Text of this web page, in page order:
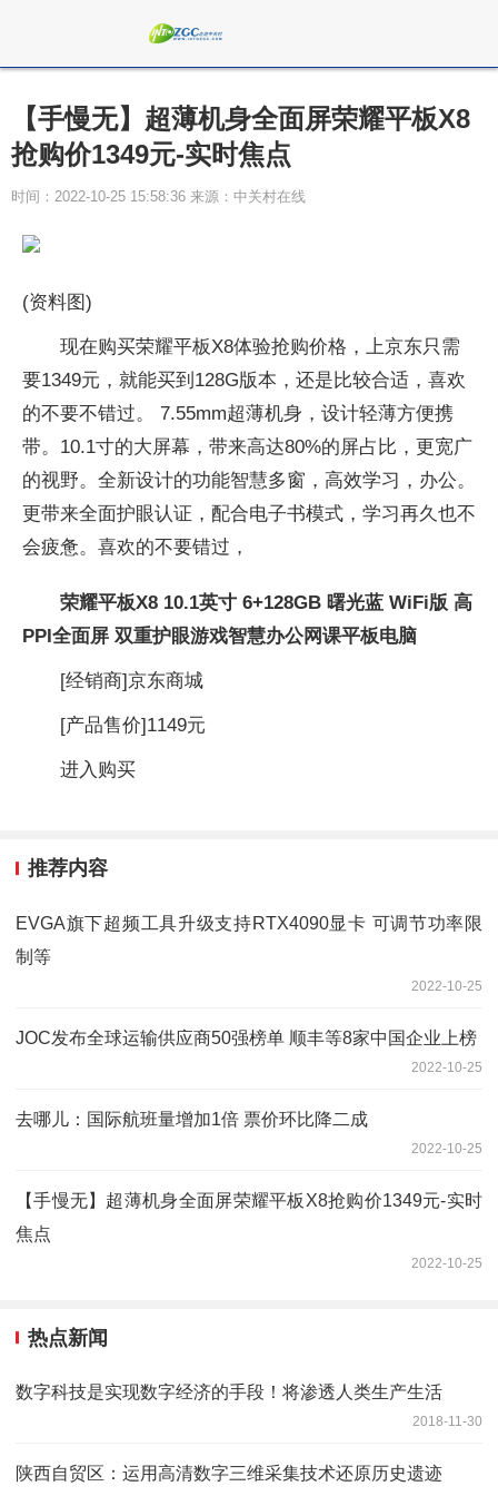
【手慢无】超薄机身全面屏荣耀平板X8
抢购价1349元-实时焦点
时间：2022-10-25 15:58:36 来源：中关村在线
(资料图)
现在购买荣耀平板X8体验抢购价格，上京东只需
要1349元，就能买到128G版本，还是比较合适，喜欢
的不要不错过。 7.55mm超薄机身，设计轻薄方便携
带。10.1寸的大屏幕，带来高达80%的屏占比，更宽广
的视野。全新设计的功能智慧多窗，高效学习，办公。
更带来全面护眼认证，配合电子书模式，学习再久也不
会疲惫。喜欢的不要错过，
荣耀平板X8 10.1英寸 6+128GB 曙光蓝 WiFi版 高
PPI全面屏 双重护眼游戏智慧办公网课平板电脑
[经销商]京东商城
[产品售价]1149元
进入购买
推荐内容
EVGA旗下超频工具升级支持RTX4090显卡 可调节功率限
制等
2022-10-25
JOC发布全球运输供应商50强榜单 顺丰等8家中国企业上榜
2022-10-25
去哪儿：国际航班量增加1倍 票价环比降二成
2022-10-25
【手慢无】超薄机身全面屏荣耀平板X8抢购价1349元-实时
焦点
2022-10-25
热点新闻
数字科技是实现数字经济的手段！将渗透人类生产生活
2018-11-30
陕西自贸区：运用高清数字三维采集技术还原历史遗迹